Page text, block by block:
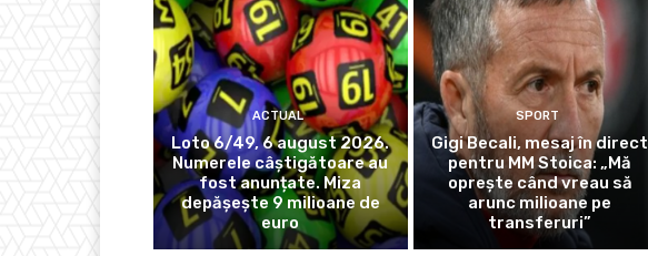
ACTUAL
Loto 6/49, 6 august 2026.
Numerele câștigătoare au
fost anunțate. Miza
depășește 9 milioane de
euro
SPORT
Gigi Becali, mesaj în direct
pentru MM Stoica: „Mă
oprește când vreau să
arunc milioane pe
transferuri”